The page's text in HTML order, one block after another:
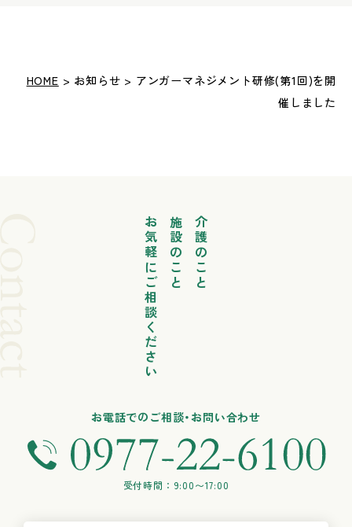
HOME > お知らせ > アンガーマネジメント研修(第1回)を開
催しました
介護のこと
施設のこと
お気軽にご相談ください
お電話でのご相談・お問い合わせ
受付時間：9:00〜17:00